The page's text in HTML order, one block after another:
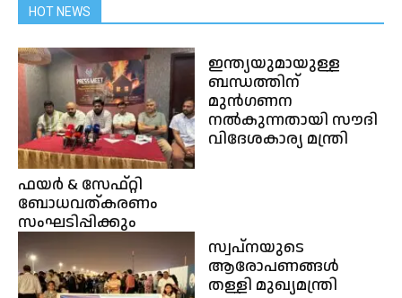
HOT NEWS
ഫയർ & സേഫ്റ്റി
ബോധവത്കരണം
സംഘടിപ്പിക്കും
ഇന്ത്യയുമായുള്ള
ബന്ധത്തിന്
മുൻഗണന
നൽകുന്നതായി സൗദി
വിദേശകാര്യ മന്ത്രി
സ്വപ്‌നയുടെ
ആരോപണങ്ങള്‍
തള്ളി മുഖ്യമന്ത്രി